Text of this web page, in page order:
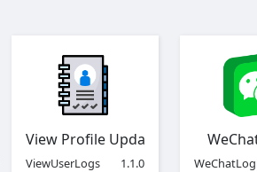
View Profile Update Logs
ViewUserLogs 1.1.0